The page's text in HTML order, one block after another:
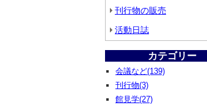
刊行物の販売
活動日誌
カテゴリー
会議など(139)
刊行物(3)
館見学(27)